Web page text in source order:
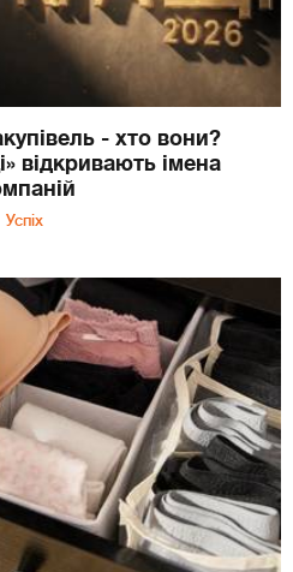
- хто вони?
відкривають імена
Успіх